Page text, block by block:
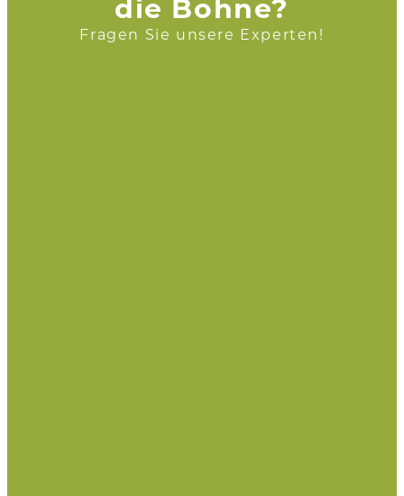
die Bohne?
Fragen Sie unsere Experten!